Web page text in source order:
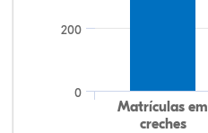
Matrículas em
creches
0
200